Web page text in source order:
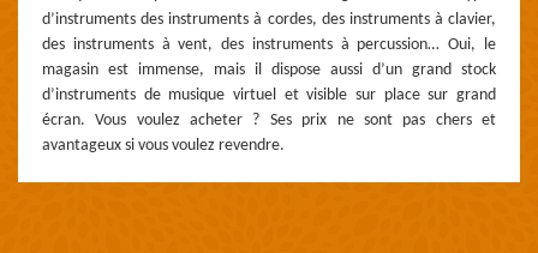
d’instruments des instruments à cordes, des instruments à clavier,
des instruments à vent, des instruments à percussion… Oui, le
magasin est immense, mais il dispose aussi d’un grand stock
d’instruments de musique virtuel et visible sur place sur grand
écran. Vous voulez acheter ? Ses prix ne sont pas chers et
avantageux si vous voulez revendre.